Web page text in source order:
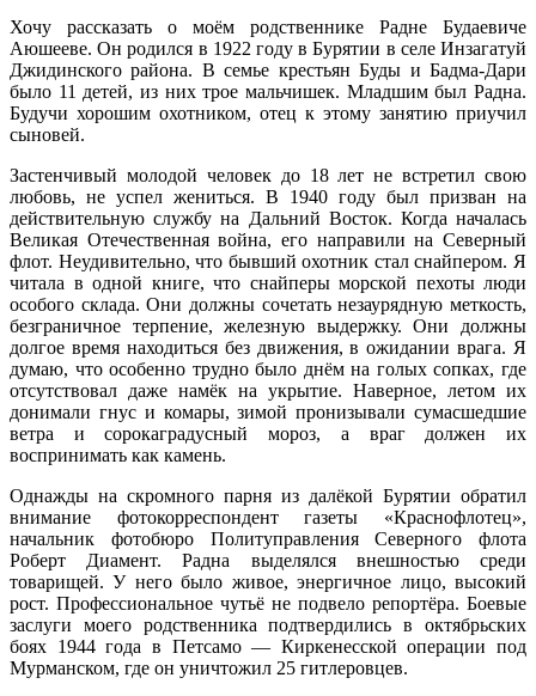
Хочу рассказать о моём родственнике Радне Будаевиче
Аюшееве. Он родился в 1922 году в Бурятии в селе Инзагатуй
Джидинского района. В семье крестьян Буды и Бадма-Дари
было 11 детей, из них трое мальчишек. Младшим был Радна.
Будучи хорошим охотником, отец к этому занятию приучил
сыновей.
Застенчивый молодой человек до 18 лет не встретил свою
любовь, не успел жениться. В 1940 году был призван на
действительную службу на Дальний Восток. Когда началась
Великая Отечественная война, его направили на Северный
флот. Неудивительно, что бывший охотник стал снайпером. Я
читала в одной книге, что снайперы морской пехоты люди
особого склада. Они должны сочетать незаурядную меткость,
безграничное терпение, железную выдержку. Они должны
долгое время находиться без движения, в ожидании врага. Я
думаю, что особенно трудно было днём на голых сопках, где
отсутствовал даже намёк на укрытие. Наверное, летом их
донимали гнус и комары, зимой пронизывали сумасшедшие
ветра и сорокаградусный мороз, а враг должен их
воспринимать как камень.
Однажды на скромного парня из далёкой Бурятии обратил
внимание фотокорреспондент газеты «Краснофлотец»,
начальник фотобюро Политуправления Северного флота
Роберт Диамент. Радна выделялся внешностью среди
товарищей. У него было живое, энергичное лицо, высокий
рост. Профессиональное чутьё не подвело репортёра. Боевые
заслуги моего родственника подтвердились в октябрьских
боях 1944 года в Петсамо — Киркенесской операции под
Мурманском, где он уничтожил 25 гитлеровцев.